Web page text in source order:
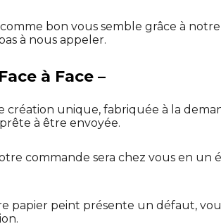
bon vous semble grâce à notre
à nous appeler.
à Face –
création unique, fabriquée à la
à être envoyée.
commande sera chez vous en un
papier peint présente un défaut,